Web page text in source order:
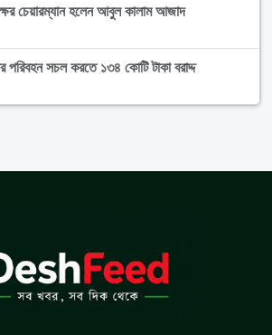
চেয়ারম্যান হলেন আবুল কালাম আজাদ
পরিবহন সচল করতে ১৩৪ কোটি টাকা বরাদ্দ